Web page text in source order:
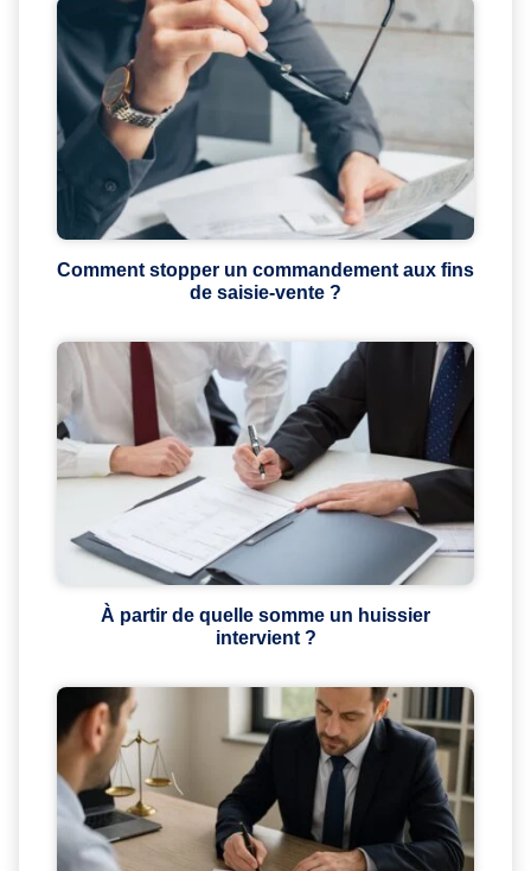
Comment stopper un commandement aux fins
de saisie-vente ?
À partir de quelle somme un huissier
intervient ?